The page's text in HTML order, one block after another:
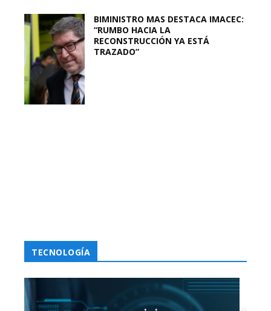
BIMINISTRO MAS DESTACA IMACEC:
“RUMBO HACIA LA
RECONSTRUCCIÓN YA ESTÁ
TRAZADO”
TECNOLOGÍA